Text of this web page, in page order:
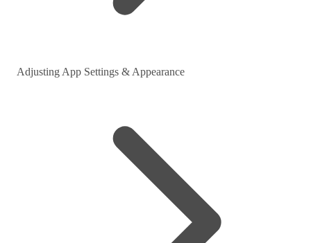
Adjusting App Settings & Appearance